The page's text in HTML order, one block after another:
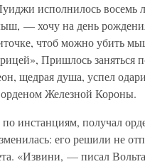
исполнилось
— хочу на день
чтоб можно убить
Пришлось заняться
щедрая душа, успел
орденом Железной Короны.
инстанциям, получал
его решили не
«Извини, — писал